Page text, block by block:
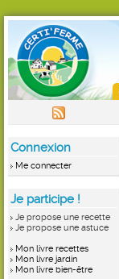
Connexion
Me connecter
Je participe !
Je propose une recette
Je propose une astuce
Mon livre recettes
Mon livre jardin
Mon livre bien-être